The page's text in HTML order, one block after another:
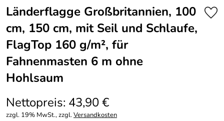
Länderflagge Großbritannien, 100
cm, 150 cm, mit Seil und Schlaufe,
FlagTop 160 g/m², für
Fahnenmasten 6 m ohne
Hohlsaum
Nettopreis: 43,90 €
zzgl. 19% MwSt., zzgl.Versandkosten